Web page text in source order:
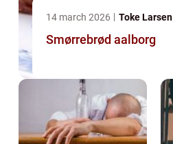
14 march 2026 Toke Larsen
Smørrebrød aalborg